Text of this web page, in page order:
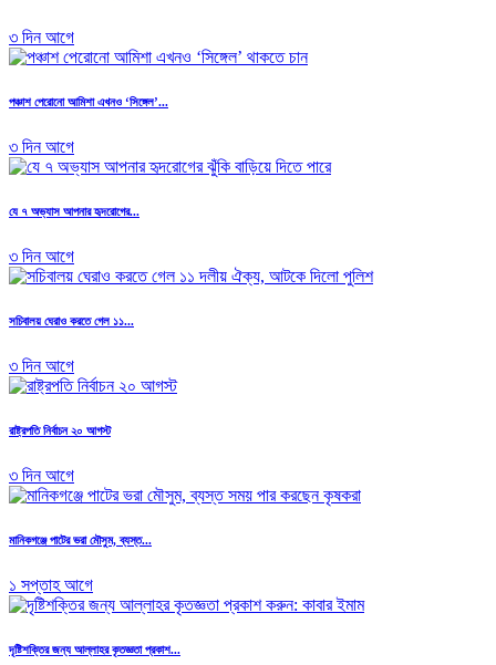
৩ দিন আগে
পঞ্চাশ পেরোনো আমিশা এখনও ‘সিঙ্গেল’...
৩ দিন আগে
যে ৭ অভ্যাস আপনার হৃদরোগের...
৩ দিন আগে
সচিবালয় ঘেরাও করতে গেল ১১...
৩ দিন আগে
রাষ্ট্রপতি নির্বাচন ২০ আগস্ট
৩ দিন আগে
মানিকগঞ্জে পাটের ভরা মৌসুম, ব্যস্ত...
১ সপ্তাহ আগে
দৃষ্টিশক্তির জন্য আল্লাহর কৃতজ্ঞতা প্রকাশ...